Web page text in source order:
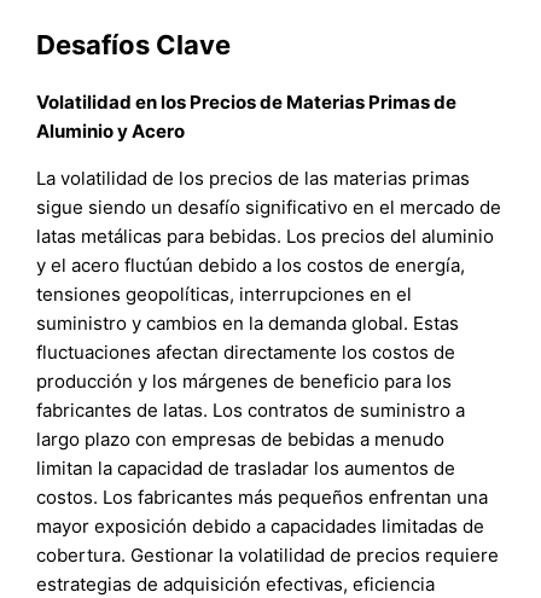
Desafíos Clave
Volatilidad en los Precios de Materias Primas de
Aluminio y Acero
La volatilidad de los precios de las materias primas
sigue siendo un desafío significativo en el mercado de
latas metálicas para bebidas. Los precios del aluminio
y el acero fluctúan debido a los costos de energía,
tensiones geopolíticas, interrupciones en el
suministro y cambios en la demanda global. Estas
fluctuaciones afectan directamente los costos de
producción y los márgenes de beneficio para los
fabricantes de latas. Los contratos de suministro a
largo plazo con empresas de bebidas a menudo
limitan la capacidad de trasladar los aumentos de
costos. Los fabricantes más pequeños enfrentan una
mayor exposición debido a capacidades limitadas de
cobertura. Gestionar la volatilidad de precios requiere
estrategias de adquisición efectivas, eficiencia